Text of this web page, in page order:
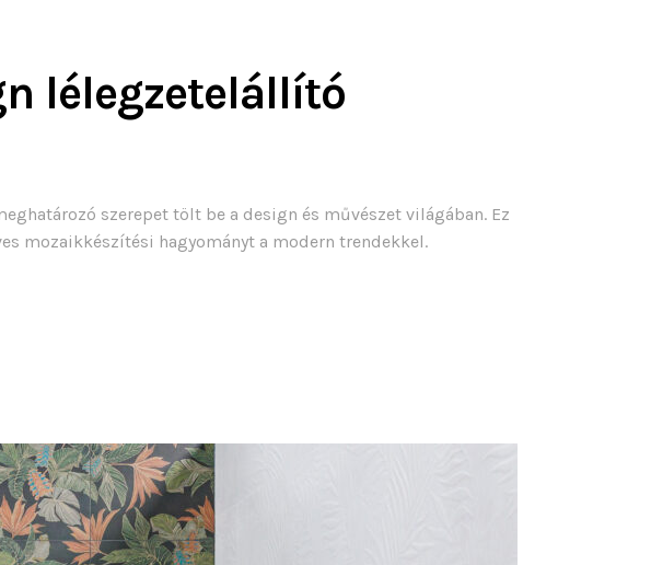
lélegzetelállító
szerepet tölt be a design és művészet világában. Ez
mozaikkészítési hagyományt a modern trendekkel.